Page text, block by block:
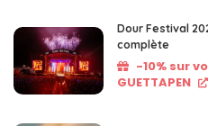
Dour Festival
complète
-10% sur
GUETTAPEN